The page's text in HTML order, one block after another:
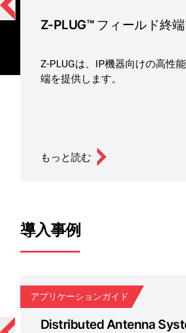
Z-PLUG™ フィールド終
Z-PLUGは、IP機器向けの高性
端を提供します。
もっと読む
導入事例
アプリケーションガイド
Distributed Antenna